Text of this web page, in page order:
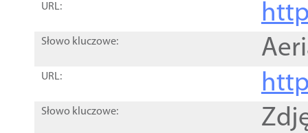
URL:
Słowo kluczowe:
URL:
Słowo kluczowe: